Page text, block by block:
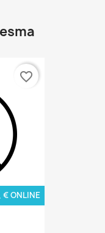
€ ONLINE
favorite_border